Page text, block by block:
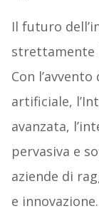
Il futuro
strettamente
Con
artificiale,
avanzata,
pervasiva e
aziende di
e innovazione.